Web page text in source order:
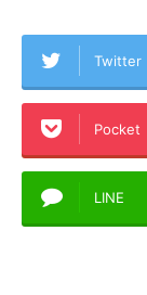
Twitter
Pocket
LINE